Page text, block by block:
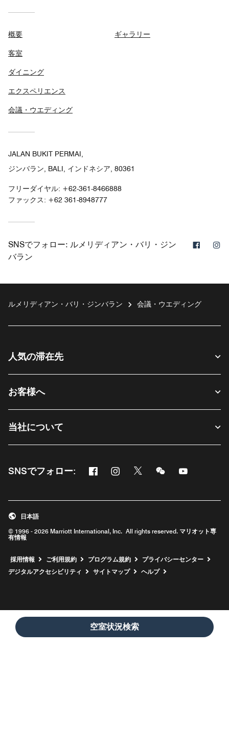
空室状況検索
概要
客室
ダイニング
エクスペリエンス
会議・ウエディング
ギャラリー
JALAN BUKIT PERMAI,
ジンバラン, BALI, インドネシア, 80361
フリーダイヤル: +62-361-8466888
ファックス: +62 361-8948777
SNSでフォロー: ルメリディアン・バリ・ジン
バラン
ルメリディアン・バリ・ジンバラン 会議・ウエディング
人気の滞在先
お客様へ
当社について
SNSでフォロー: Facebook
新しいウィンドウで開く
Instagram
新しいウィンドウで開く
Twitter
新しいウィンドウで開く
Messenger
新しいウィンドウ
新しいウィ
© 1996 - 2026 Marriott International, Inc. All rights reserved. マリオット専
有情報
日本語
採用情報 新しいウィンドウで開く
ご利用規約 プログラム規約
プライバシーセンター
デジタルアクセシビリティ
サイトマップ ヘルプ